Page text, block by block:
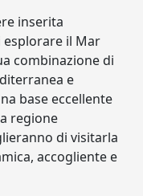
inserita
il Mar
combinazione di
e
base eccellente
regione
di visitarla
accogliente e